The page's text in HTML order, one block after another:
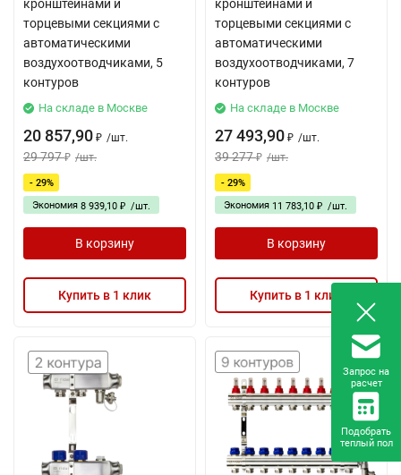
кронштейнами и
торцевыми секциями с
автоматическими
воздухоотводчиками, 5
контуров
На складе в Москве
20 857,90 ₽ /шт.
29 797 ₽ /шт.
- 29%
Экономия 8 939,10 ₽ /шт.
В корзину
Купить в 1 клик
кронштейнами и
торцевыми секциями с
автоматическими
воздухоотводчиками, 7
контуров
На складе в Москве
27 493,90 ₽ /шт.
39 277 ₽ /шт.
- 29%
Экономия 11 783,10 ₽ /шт.
В корзину
Купить в 1 клик
Запрос на
расчет
Подобрать
теплый пол